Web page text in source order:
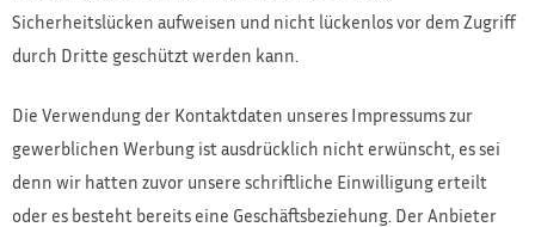
Sicherheitslücken aufweisen und nicht lückenlos vor dem Zugriff
durch Dritte geschützt werden kann.
Die Verwendung der Kontaktdaten unseres Impressums zur
gewerblichen Werbung ist ausdrücklich nicht erwünscht, es sei
denn wir hatten zuvor unsere schriftliche Einwilligung erteilt
oder es besteht bereits eine Geschäftsbeziehung. Der Anbieter